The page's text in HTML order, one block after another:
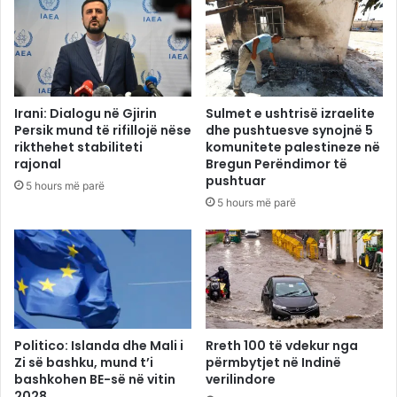
Irani: Dialogu në Gjirin
Persik mund të rifillojë nëse
rikthehet stabiliteti
rajonal
5 hours më parë
Sulmet e ushtrisë izraelite
dhe pushtuesve synojnë 5
komunitete palestineze në
Bregun Perëndimor të
pushtuar
5 hours më parë
Politico: Islanda dhe Mali i
Zi së bashku, mund t’i
bashkohen BE-së në vitin
Rreth 100 të vdekur nga
përmbytjet në Indinë
verilindore